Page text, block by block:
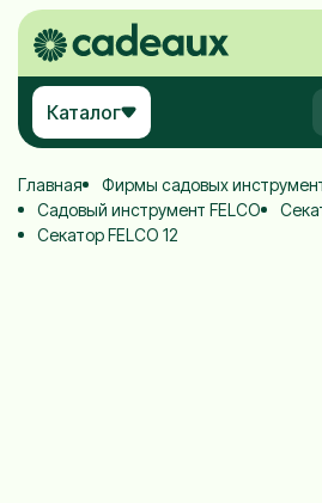
Каталог
Главная
Фирмы садовых
Садовый инструмент FELCO
Секатор FELCO 12